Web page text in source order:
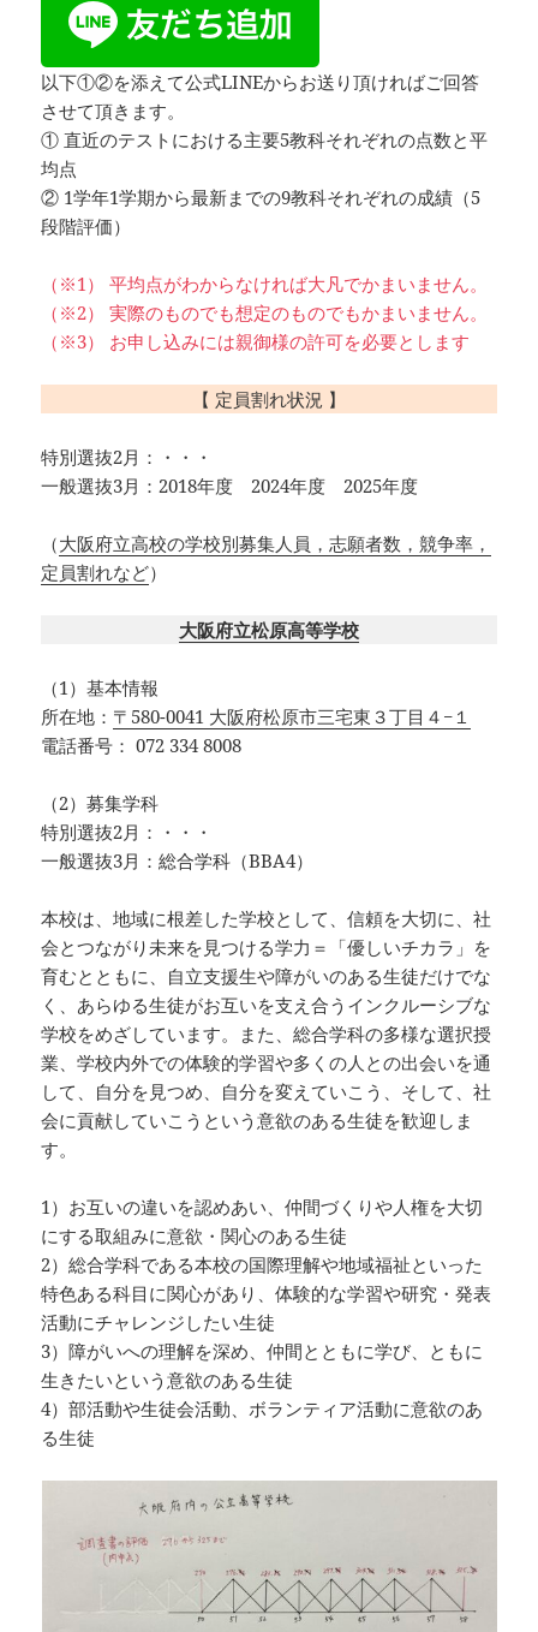
以下①②を添えて公式LINEからお送り頂ければご回答
させて頂きます。
① 直近のテストにおける主要5教科それぞれの点数と平
均点
② 1学年1学期から最新までの9教科それぞれの成績（5
段階評価）
（※1） 平均点がわからなければ大凡でかまいません。
（※2） 実際のものでも想定のものでもかまいません。
（※3） お申し込みには親御様の許可を必要とします
【 定員割れ状況 】
特別選抜2月：・・・
一般選抜3月：2018年度 2024年度 2025年度
（大阪府立高校の学校別募集人員，志願者数，競争率，
定員割れなど）
大阪府立松原高等学校
（1）基本情報
所在地： 〒580-0041 大阪府松原市三宅東３丁目４−１
電話番号： 072 334 8008
（2）募集学科
特別選抜2月：・・・
一般選抜3月：総合学科（BBA4）
本校は、地域に根差した学校として、信頼を大切に、社
会とつながり未来を見つける学力＝「優しいチカラ」を
育むとともに、自立支援生や障がいのある生徒だけでな
く、あらゆる生徒がお互いを支え合うインクルーシブな
学校をめざしています。また、総合学科の多様な選択授
業、学校内外での体験的学習や多くの人との出会いを通
して、自分を見つめ、自分を変えていこう、そして、社
会に貢献していこうという意欲のある生徒を歓迎しま
す。
1）お互いの違いを認めあい、仲間づくりや人権を大切
にする取組みに意欲・関心のある生徒
2）総合学科である本校の国際理解や地域福祉といった
特色ある科目に関心があり、体験的な学習や研究・発表
活動にチャレンジしたい生徒
3）障がいへの理解を深め、仲間とともに学び、ともに
生きたいという意欲のある生徒
4）部活動や生徒会活動、ボランティア活動に意欲のあ
る生徒